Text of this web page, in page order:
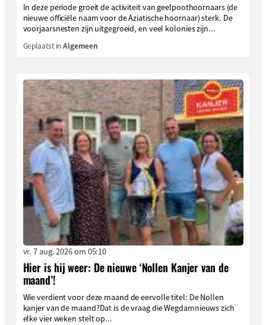
In deze periode groeit de activiteit van geelpoothoornaars (de
nieuwe officiële naam voor de Aziatische hoornaar) sterk. De
voorjaarsnesten zijn uitgegroeid, en veel kolonies zijn...
Geplaatst inAlgemeen
vr. 7 aug. 2026 om 05:10
Hier is hij weer: De nieuwe ‘Nollen Kanjer van de
maand’!
Wie verdient voor deze maand de eervolle titel: De Nollen
kanjer van de maand?Dat is de vraag die Wegdamnieuws zich
elke vier weken stelt op...